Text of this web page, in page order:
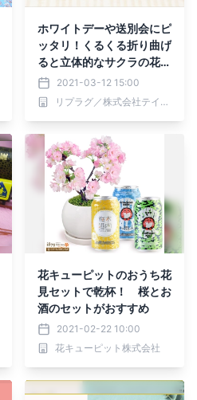
ホワイトデーや送別会にピ
ッタリ！くるくる折り曲げ
ると立体的なサクラの花に
大変身するカードとは？
2021-03-12 15:00
リプラグ／株式会社テイ・デイ・エス
花キューピットのおうち花
見セットで乾杯！ 桜とお
酒のセットがおすすめ
2021-02-22 10:00
花キューピット株式会社